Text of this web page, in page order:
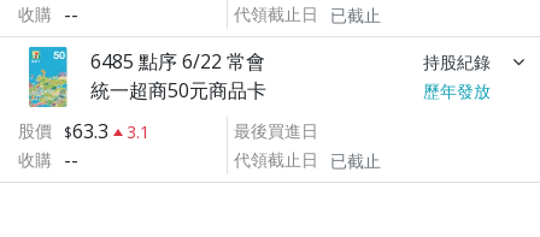
收購 --
代領截止日
已截止
6485 點序 6/22 常會 持股紀錄
統一超商50元商品卡
歷年發放
股價
63.3
3.1
收購 --
最後買進日
代領截止日
已截止